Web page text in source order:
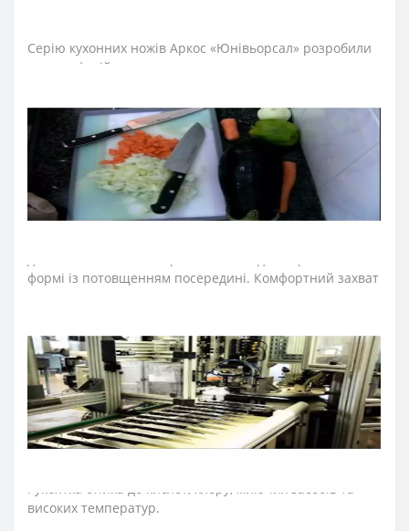
Серію кухонних ножів Аркос «Юнівьорсал» розробили
для професійного та домашнього використання.
Лезо ножа для кухні виготовили з ексклюзивної
нержавіючої сталі NITRUM, що має надвисоку ріжучу
здатність, підвищену твердість та корозостійкість. У
результаті лезо ножа аркос довго не затуплюється, не
ржавіє, тому виріб має довгий термін служби,
забезпечуючи економічну ефективність інвентарю.
формі із потовщенням посередині. Комфортний захват
поліоксиметиленових накладок, які не створюють
щілин та запобігають проникненню мікроскопічних
елементів їжі. Закріплюють конструкцію рукоятки
професійного ножа міцні металеві заклепки, що
сприяють довготривалій роботі кухонного ножа.
Антиковзкий виступ, розміщений на кінці рукоятки
ножа серії «Юнівьорсал», не дозволяє руці повара
високих температур.